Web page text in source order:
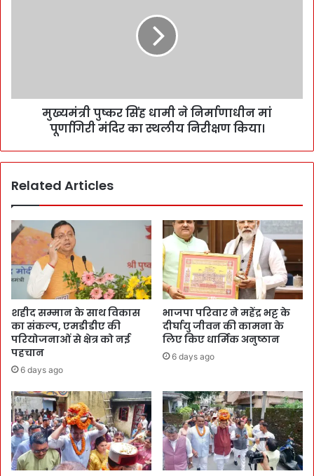
मुख्यमंत्री पुष्कर सिंह धामी ने निर्माणाधीन मां
पूर्णागिरी मंदिर का स्थलीय निरीक्षण किया।
Related Articles
शहीद सम्मान के साथ विकास
का संकल्प, एमडीडीए की
परियोजनाओं से क्षेत्र को नई
पहचान
6 days ago
भाजपा परिवार ने महेंद्र भट्ट के
दीर्घायु जीवन की कामना के
लिए किए धार्मिक अनुष्ठान
6 days ago